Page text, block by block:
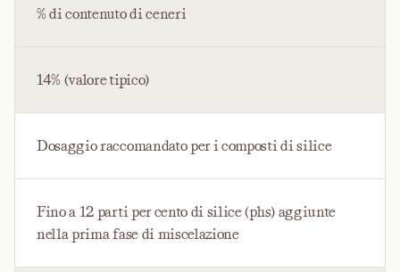
% di contenuto di ceneri
14% (valore tipico)
Dosaggio raccomandato per i composti di silice
Fino a 12 parti per cento di silice (phs) aggiunte
nella prima fase di miscelazione